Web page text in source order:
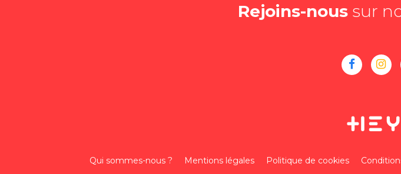
Rejoins-noussur
Qui sommes-nous ? Mentions légales Politique de cookies